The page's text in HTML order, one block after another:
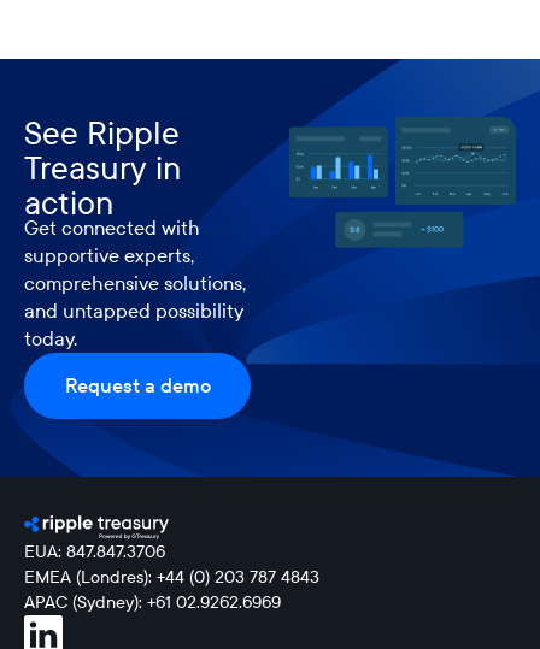
See Ripple
Treasury in
action
Get connected with
supportive experts,
comprehensive solutions,
and untapped possibility
today.
Request a demo
EUA: 847.847.3706
EMEA (Londres): +44 (0) 203 787 4843
APAC (Sydney): +61 02.9262.6969